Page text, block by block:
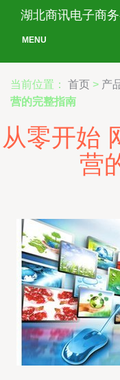
湖北商讯电子商务
MENU
当前位置： 首页 > 产
营的完整指南
从零开始
营